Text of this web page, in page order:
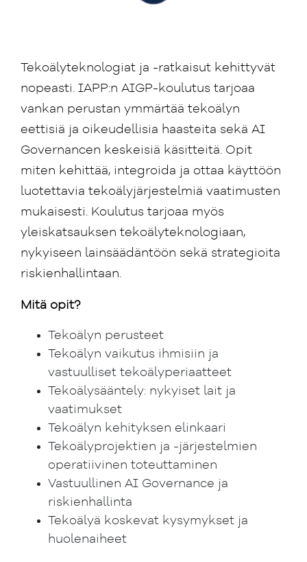
Tekoälyteknologiat ja -ratkaisut kehittyvät
nopeasti. IAPP:n AIGP-koulutus tarjoaa
vankan perustan ymmärtää tekoälyn
eettisiä ja oikeudellisia haasteita sekä AI
Governancen keskeisiä käsitteitä. Opit
miten kehittää, integroida ja ottaa käyttöön
luotettavia tekoälyjärjestelmiä vaatimusten
mukaisesti. Koulutus tarjoaa myös
yleiskatsauksen tekoälyteknologiaan,
nykyiseen lainsäädäntöön sekä strategioita
riskienhallintaan.
Mitä opit?
Tekoälyn perusteet
Tekoälyn vaikutus ihmisiin ja
vastuulliset tekoälyperiaatteet
Tekoälysääntely: nykyiset lait ja
vaatimukset
Tekoälyn kehityksen elinkaari
Tekoälyprojektien ja -järjestelmien
operatiivinen toteuttaminen
Vastuullinen AI Governance ja
riskienhallinta
Tekoälyä koskevat kysymykset ja
huolenaiheet